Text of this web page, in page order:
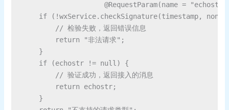
@RequestParam(name =
if (!wxService.checkSignature(timestamp,
        // 检验失败，返回错误信息
        return "非法请求";
    }
    if (echostr != null) {
        // 验证成功，返回接入的消息
        return echostr;
    }